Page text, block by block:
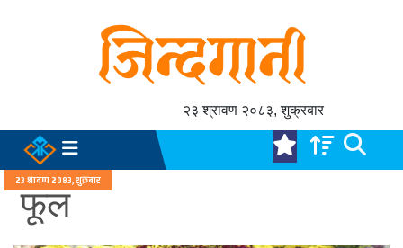
२३ श्रावण २०८३, शुक्रबार
२३ श्रावण २०८३, शुक्रबार
फूल